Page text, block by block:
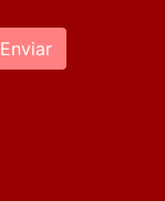
Enviar